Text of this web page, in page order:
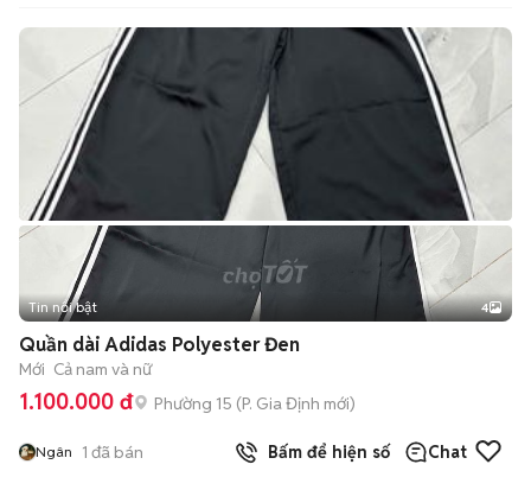
Tin nổi bật 4
Quần dài Adidas Polyester Đen
Mới Cả nam và nữ
1.100.000 đ Phường 15 (P. Gia Định mới)
Ngân 1 đã bán Bấm để hiện số Chat